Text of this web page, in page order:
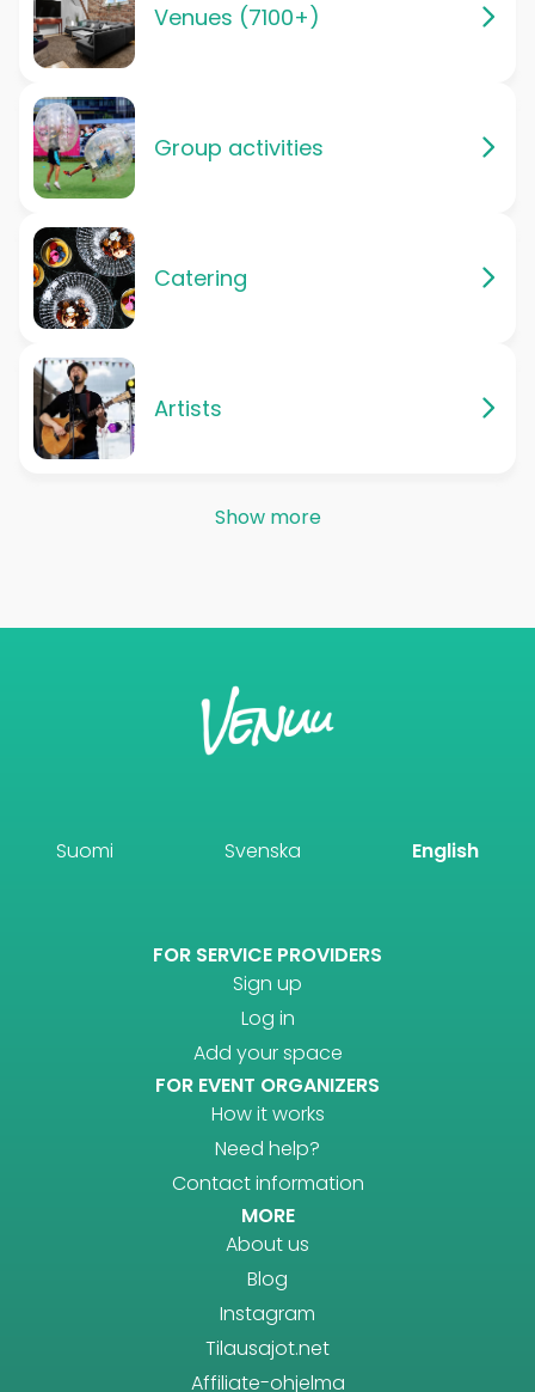
Venues (7100+)
Group activities
Catering
Artists
Show more
Suomi Svenska English
FOR SERVICE PROVIDERS
Sign up
Log in
Add your space
FOR EVENT ORGANIZERS
How it works
Need help?
Contact information
MORE
About us
Blog
Instagram
Tilausajot.net
Affiliate-ohjelma